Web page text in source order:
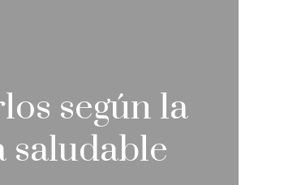
según la
saludable